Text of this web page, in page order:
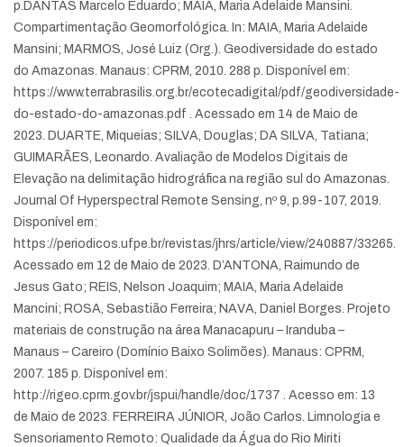
p. DANTAS Marcelo Eduardo; MAIA, Maria Adelaide Mansini.
Compartimentação Geomorfológica. In: MAIA, Maria Adelaide
Mansini; MARMOS, José Luiz (Org.). Geodiversidade do estado
do Amazonas. Manaus: CPRM, 2010. 288 p. Disponível em:
https://www.terrabrasilis.org.br/ecotecadigital/pdf/geodiversidade-
do-estado-do-amazonas.pdf . Acessado em 14 de Maio de
2023. DUARTE, Miqueias; SILVA, Douglas; DA SILVA, Tatiana;
GUIMARÃES, Leonardo. Avaliação de Modelos Digitais de
Elevação na delimitação hidrográfica na região sul do Amazonas.
Journal Of Hyperspectral Remote Sensing, nº 9, p.99-107, 2019.
Disponível em:
https://periodicos.ufpe.br/revistas/jhrs/article/view/240887/33265.
Acessado em 12 de Maio de 2023. D’ANTONA, Raimundo de
Jesus Gato; REIS, Nelson Joaquim; MAIA, Maria Adelaide
Mancini; ROSA, Sebastião Ferreira; NAVA, Daniel Borges. Projeto
materiais de construção na área Manacapuru – Iranduba –
Manaus – Careiro (Domínio Baixo Solimões). Manaus: CPRM,
2007. 185 p. Disponível em:
http://rigeo.cprm.gov.br/jspui/handle/doc/1737 . Acesso em: 13
de Maio de 2023. FERREIRA JÚNIOR, João Carlos. Limnologia e
Sensoriamento Remoto: Qualidade da Água do Rio Miriti